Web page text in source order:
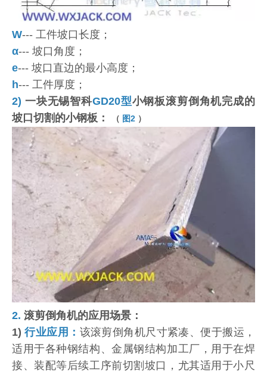
W--- 工件坡口长度；
α--- 坡口角度；
e--- 坡口直边的最小高度；
h--- 工件厚度；
2) 一块无锡智科GD20型小钢板滚剪倒角机完成的
坡口切割的小钢板：
（ 图2 ）
2. 滚剪倒角机的应用场景：
1)行业应用： 该滚剪倒角机尺寸紧凑、便于搬运，
适用于各种钢结构、金属钢结构加工厂，用于在焊
接、装配等后续工序前切割坡口，尤其适用于小尺